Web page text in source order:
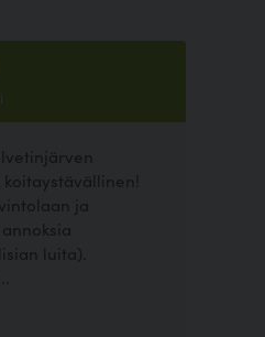
koitaystävällinen!
ja
luita).